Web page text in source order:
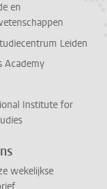
en
Leiden
Academy
Institute for
wekelijkse